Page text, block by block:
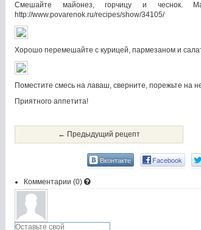
Смешайте майонез, горчицу и чеснок.
http://www.povarenok.ru/recipes/show/34105/
Хорошо перемешайте с курицей, пармезаном и
Поместите смесь на лаваш, сверните, порежьте на
Приятного аппетита!
← Предыдущий рецепт
Вконтакте Facebook
Комментарии (0)